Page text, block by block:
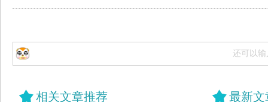
还可以输
相关文章推荐 最新文